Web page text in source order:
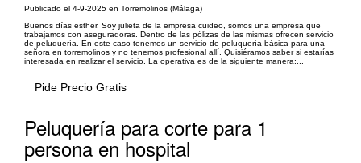
Publicado el 4-9-2025 en Torremolinos (Málaga)
Buenos días esther. Soy julieta de la empresa cuideo, somos una empresa que
trabajamos con aseguradoras. Dentro de las pólizas de las mismas ofrecen servicio
de peluquería. En este caso tenemos un servicio de peluquería básica para una
señora en torremolinos y no tenemos profesional allí. Quisiéramos saber si estarías
interesada en realizar el servicio. La operativa es de la siguiente manera:...
Pide Precio Gratis
Peluquería para corte para 1
persona en hospital